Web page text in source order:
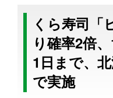
くら寿司「
り確率2倍
1日まで、
で実施